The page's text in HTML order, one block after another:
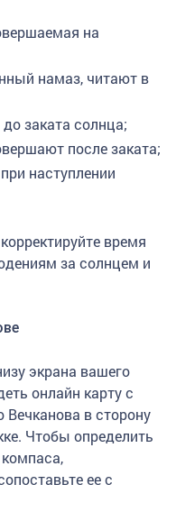
на
намаз, читают в
заката солнца;
после заката;
наступлении
время
за солнцем и
экрана вашего
онлайн карту с
Вечканова в сторону
Чтобы определить
ее с